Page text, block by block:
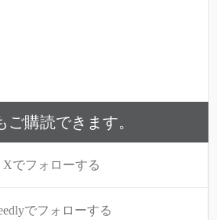
ご購読できます。
Xでフォローする
でフォローする